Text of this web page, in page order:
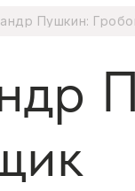
Пушкин: